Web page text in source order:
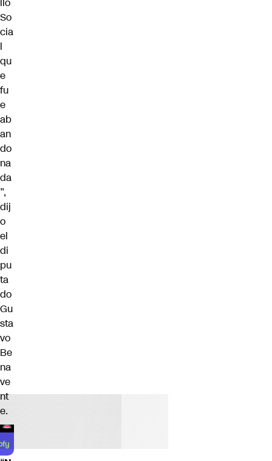
llo
So
cia
l
qu
e
fu
e
ab
an
do
na
da
”,
dij
o
el
di
pu
ta
do
Gu
sta
vo
Be
na
ve
nt
e.